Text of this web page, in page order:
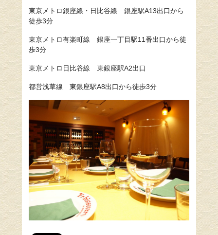
東京メトロ銀座線・日比谷線 銀座駅A13出口から
徒歩3分
東京メトロ有楽町線 銀座一丁目駅11番出口から徒
歩3分
東京メトロ日比谷線 東銀座駅A2出口
都営浅草線 東銀座駅A8出口から徒歩3分